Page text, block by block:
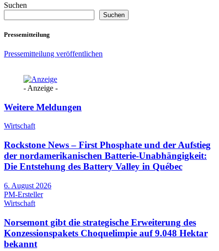
Suchen
Suchen
Pressemitteilung
Pressemitteilung veröffentlichen
- Anzeige -
Weitere Meldungen
Wirtschaft
Rockstone News – First Phosphate und der Aufstieg
der nordamerikanischen Batterie-Unabhängigkeit:
Die Entstehung des Battery Valley in Québec
6. August 2026
PM-Ersteller
Wirtschaft
Norsemont gibt die strategische Erweiterung des
Konzessionspakets Choquelimpie auf 9.048 Hektar
bekannt